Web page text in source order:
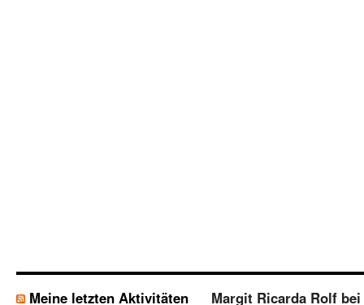
Meine letzten Aktivitäten
Margit Ricarda Rolf bei